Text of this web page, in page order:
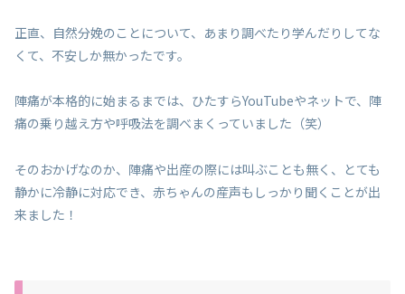
正直、自然分娩のことについて、あまり調べたり学んだりしてな
くて、不安しか無かったです。
陣痛が本格的に始まるまでは、ひたすらYouTubeやネットで、陣
痛の乗り越え方や呼吸法を調べまくっていました（笑）
そのおかげなのか、陣痛や出産の際には叫ぶことも無く、とても
静かに冷静に対応でき、赤ちゃんの産声もしっかり聞くことが出
来ました！